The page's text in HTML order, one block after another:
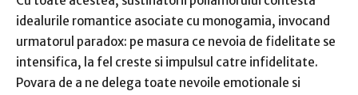
idealurile romantice asociate cu monogamia, invocand
urmatorul paradox: pe masura ce nevoia de fidelitate se
intensifica, la fel creste si impulsul catre infidelitate.
Povara de a ne delega toate nevoile emotionale si